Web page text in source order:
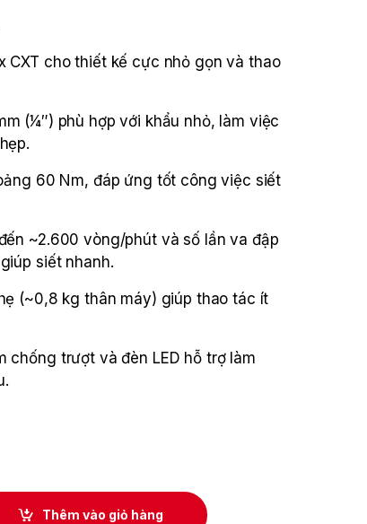
CXT cho thiết kế cực nhỏ gọn và thao
(1⁄4″) phù hợp với khẩu nhỏ, làm việc
60 Nm, đáp ứng tốt công việc siết
~2.600 vòng/phút và số lần va đập
siết nhanh.
(~0,8 kg thân máy) giúp thao tác ít
chống trượt và đèn LED hỗ trợ làm
Makita TW060DZ quantity
Thêm vào giỏ hàng